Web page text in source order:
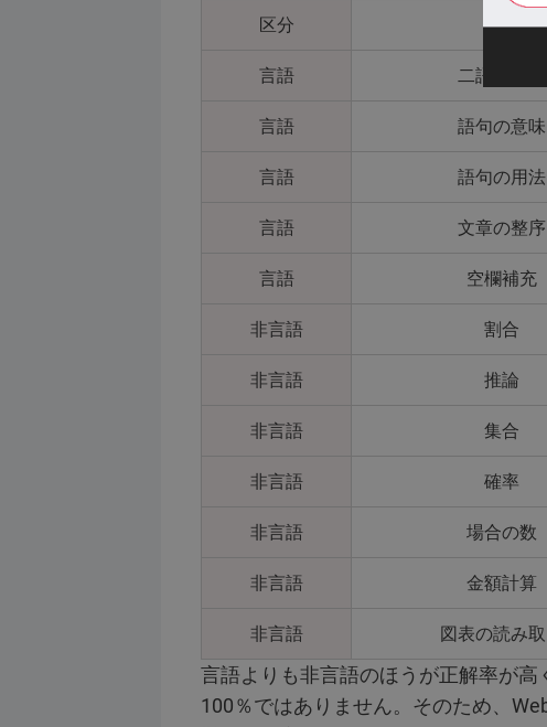
区分 分野
言語 二語の関係
言語 語句の意味
言語 語句の用法
言語 文章の整序
言語 空欄補充
非言語 割合
非言語 推論
非言語 集合
非言語 確率
非言語 場合の数
非言語 金額計算
非言語 図表の読み取
言語よりも非言語のほうが正解率が
100％ではありません。そのため、